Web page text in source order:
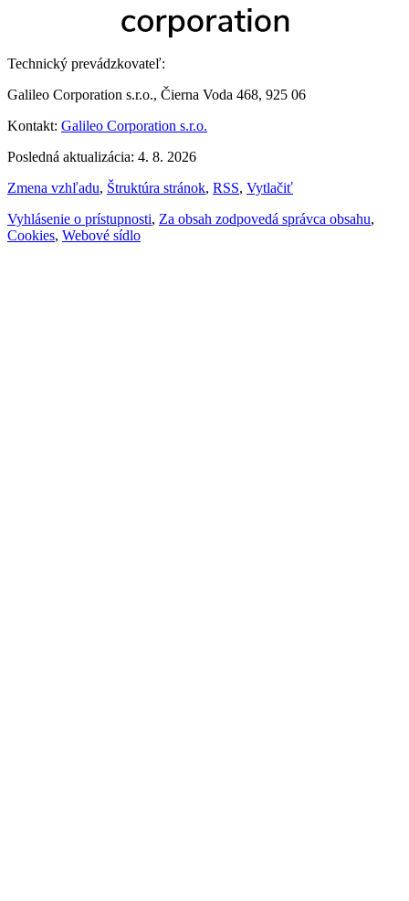
Technický prevádzkovateľ:
Galileo Corporation s.r.o., Čierna Voda 468, 925 06
Kontakt: Galileo Corporation s.r.o.
Posledná aktualizácia: 4. 8. 2026
Zmena vzhľadu, Štruktúra stránok, RSS, Vytlačiť
Vyhlásenie o prístupnosti, Za obsah zodpovedá správca obsahu,
Cookies, Webové sídlo